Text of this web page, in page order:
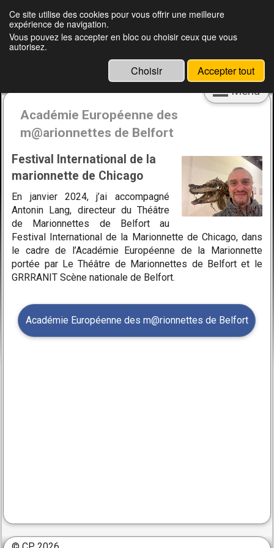
Clément Peretjatko, metteur en scène,
marionnettiste, pédagogue et ingénieur
Menu
Académie Européenne des
m@arionnettes de Belfort
Festival International de la
marionnette de Chicago
En janvier 2024, j’ai accompagné
Antonin Lang, directeur du Théâtre
de Marionnettes de Belfort au
Festival International de la Marionnette de Chicago, dans
le cadre de l’Académie Européenne de la Marionnette
portée par Le Théâtre de Marionnettes de Belfort et le
GRRRANIT Scène nationale de Belfort.
Académie Européenne des m@rionnettes de Belfort
Ce site utilise des cookies pour vous offrir une meilleure
expérience de navigation.
Vous pouvez les accepter en bloc ou choisir ceux que vous
autorisez.
Choisir Accepter tout